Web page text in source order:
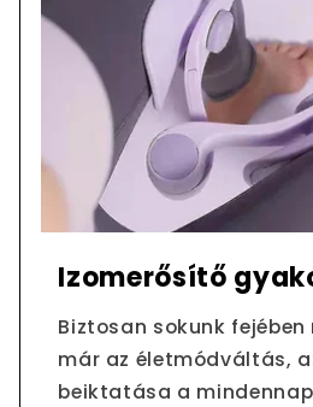
Izomerősítő
Biztosan sokunk
már az életmódváltás,
beiktatása a